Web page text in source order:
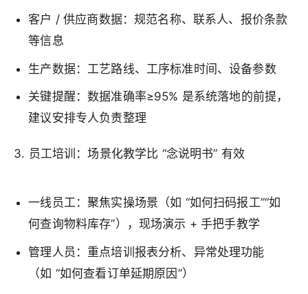
客户 / 供应商数据：规范名称、联系人、报价条款
等信息
生产数据：工艺路线、工序标准时间、设备参数
关键提醒：数据准确率≥95% 是系统落地的前提，
建议安排专人负责整理
3. 员工培训：场景化教学比 “念说明书” 有效
一线员工：聚焦实操场景（如 “如何扫码报工”“如
何查询物料库存”），现场演示 + 手把手教学
管理人员：重点培训报表分析、异常处理功能
（如 “如何查看订单延期原因”）